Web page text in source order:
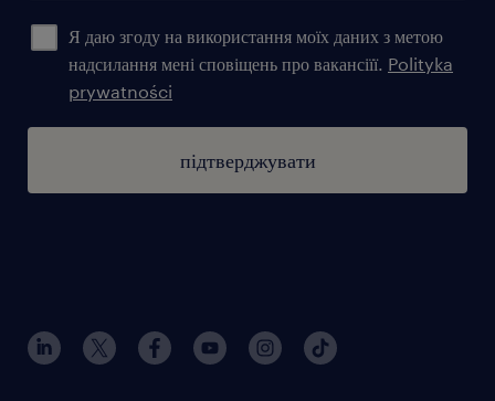
Я даю згоду на використання моїх даних з метою
надсилання мені сповіщень про вакансіїї. Polityka
prywatności
підтверджувати